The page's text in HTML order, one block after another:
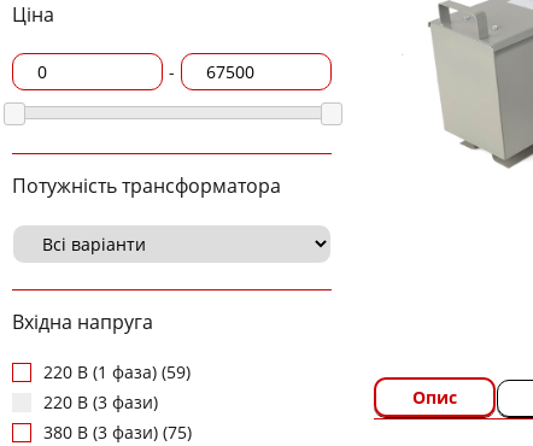
Ціна
-
Потужність трансформатора
Вхідна напруга
220 В (1 фаза) (59)
220 В (3 фази)
380 В (3 фази) (75)
Опис